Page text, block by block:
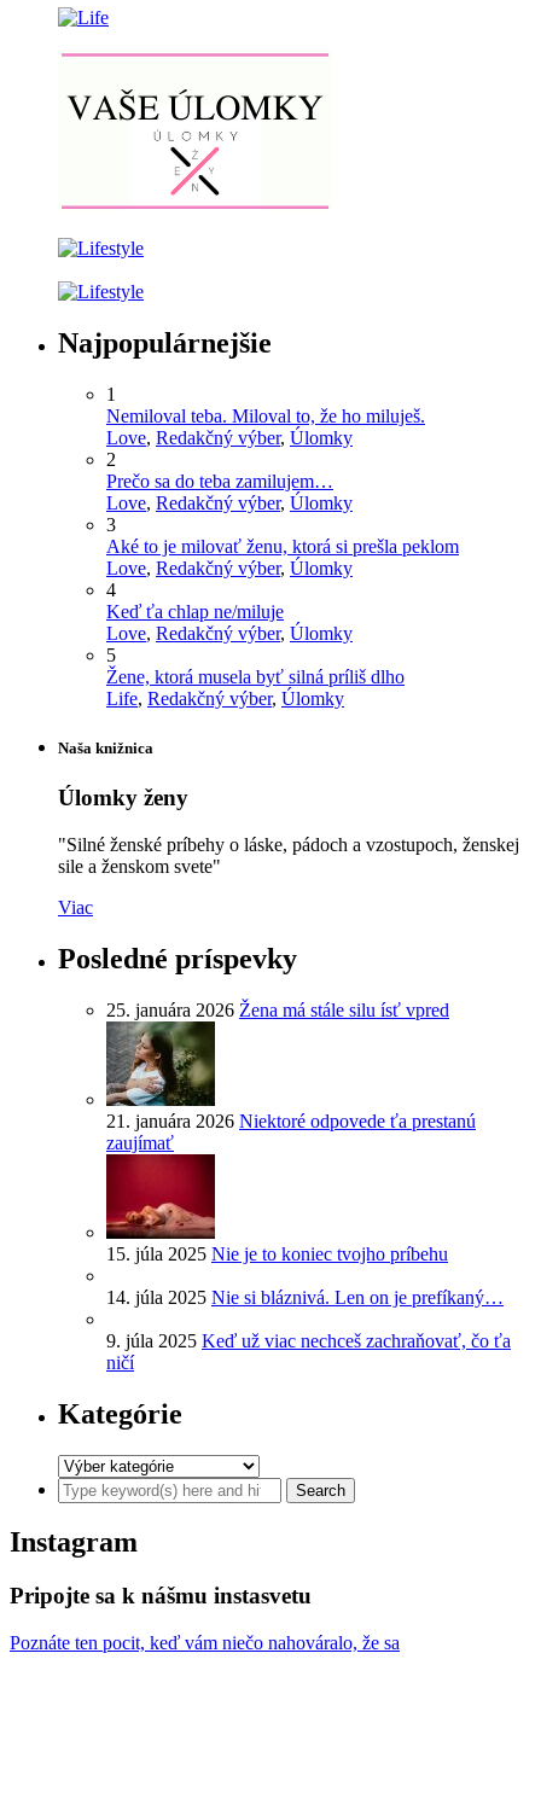
Najpopulárnejšie
1
Nemiloval teba. Miloval to, že ho miluješ.
Love, Redakčný výber, Úlomky
2
Prečo sa do teba zamilujem…
Love, Redakčný výber, Úlomky
3
Aké to je milovať ženu, ktorá si prešla peklom
Love, Redakčný výber, Úlomky
4
Keď ťa chlap ne/miluje
Love, Redakčný výber, Úlomky
5
Žene, ktorá musela byť silná príliš dlho
Life, Redakčný výber, Úlomky
Naša knižnica
Úlomky ženy
"Silné ženské príbehy o láske, pádoch a vzostupoch, ženskej
sile a ženskom svete"
Viac
Posledné príspevky
25. januára 2026 Žena má stále silu ísť vpred
21. januára 2026 Niektoré odpovede ťa prestanú
zaujímať
15. júla 2025 Nie je to koniec tvojho príbehu
14. júla 2025 Nie si bláznivá. Len on je prefíkaný…
9. júla 2025 Keď už viac nechceš zachraňovať, čo ťa
ničí
Kategórie
Instagram
Pripojte sa k nášmu instasvetu
Poznáte ten pocit, keď vám niečo nahováralo, že sa